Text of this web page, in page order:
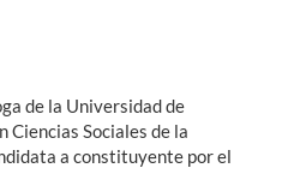
de la Universidad de
Ciencias Sociales de la
a constituyente por el